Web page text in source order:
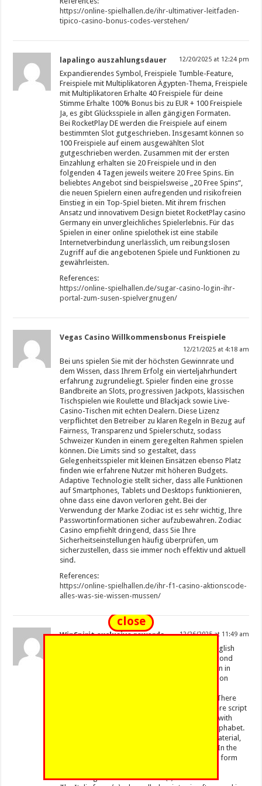
https://online-spielhallen.de/ihr-ultimativer-leitfaden-
tipico-casino-bonus-codes-verstehen/
lapalingo auszahlungsdauer 12/20/2025 at 12:24 pm
Expandierendes Symbol, Freispiele Tumble-Feature,
Freispiele mit Multiplikatoren Ägypten-Thema, Freispiele
mit Multiplikatoren Erhalte 40 Freispiele für deine
Stimme Erhalte 100% Bonus bis zu EUR + 100 Freispiele
Ja, es gibt Glücksspiele in allen gängigen Formaten.
Bei RocketPlay DE werden die Freispiele auf einem
bestimmten Slot gutgeschrieben. Insgesamt können so
100 Freispiele auf einem ausgewählten Slot
gutgeschrieben werden. Zusammen mit der ersten
Einzahlung erhalten sie 20 Freispiele und in den
folgenden 4 Tagen jeweils weitere 20 Free Spins. Ein
beliebtes Angebot sind beispielsweise „20 Free Spins“,
die neuen Spielern einen aufregenden und risikofreien
Einstieg in ein Top-Spiel bieten. Mit ihrem frischen
Ansatz und innovativem Design bietet RocketPlay casino
Germany ein unvergleichliches Spielerlebnis. Für das
Spielen in einer online spielothek ist eine stabile
Internetverbindung unerlässlich, um reibungslosen
Zugriff auf die angebotenen Spiele und Funktionen zu
gewährleisten.
References:
https://online-spielhallen.de/sugar-casino-login-ihr-
portal-zum-susen-spielvergnugen/
Vegas Casino Willkommensbonus Freispiele
12/21/2025 at 4:18 am
Bei uns spielen Sie mit der höchsten Gewinnrate und
dem Wissen, dass Ihrem Erfolg ein vierteljahrhundert
erfahrung zugrundeliegt. Spieler finden eine grosse
Bandbreite an Slots, progressiven Jackpots, klassischen
Tischspielen wie Roulette und Blackjack sowie Live-
Casino-Tischen mit echten Dealern. Diese Lizenz
verpflichtet den Betreiber zu klaren Regeln in Bezug auf
Fairness, Transparenz und Spielerschutz, sodass
Schweizer Kunden in einem geregelten Rahmen spielen
können. Die Limits sind so gestaltet, dass
Gelegenheitsspieler mit kleinen Einsätzen ebenso Platz
finden wie erfahrene Nutzer mit höheren Budgets.
Adaptive Technologie stellt sicher, dass alle Funktionen
auf Smartphones, Tablets und Desktops funktionieren,
ohne dass eine davon verloren geht. Bei der
Verwendung der Marke Zodiac ist es sehr wichtig, Ihre
Passwortinformationen sicher aufzubewahren. Zodiac
Casino empfiehlt dringend, dass Sie Ihre
Sicherheitseinstellungen häufig überprüfen, um
sicherzustellen, dass sie immer noch effektiv und aktuell
sind.
References:
https://online-spielhallen.de/ihr-f1-casino-aktionscode-
alles-was-sie-wissen-mussen/
WinSpirit exclusive rewards 12/26/2025 at 11:49 am
⟨a⟩ is the third-most-commonly used letter in English
after ⟨e⟩ and ⟨t⟩, as well as in French; it is the second
most common in Spanish, and the most common in
Portuguese. However, ⟨a⟩ occurs in many common
particularly ⟨ai⟩, ⟨au⟩, ⟨aw⟩, ⟨ay⟩, ⟨ea⟩ and ⟨oa⟩. There
are some other cases aside from italic type where script
a ⟨ɑ⟩, also called Latin alpha, is used in contrast with
Latin ⟨a⟩, such as in the International Phonetic Alphabet.
The Roman form ⟨a⟩ is found in most printed material,
and consists of a small loop with an arc over it. In the
hands of medieval Irish and English writers, this form
resembling the Greek letter tau ⟨τ⟩.
close